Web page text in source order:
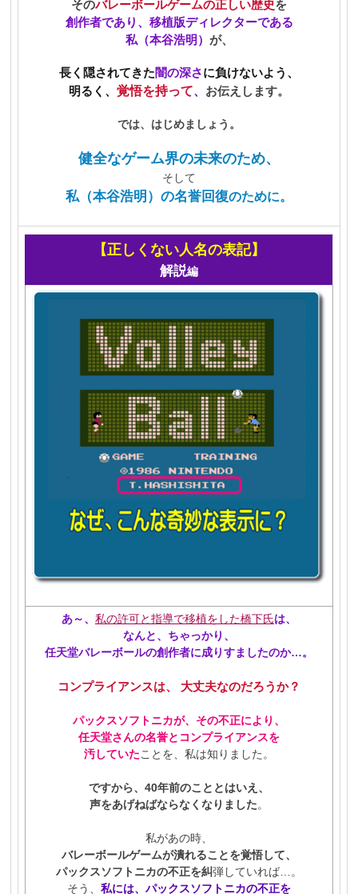
そのバレーボールゲームの正しい歴史を
創作者であり、移植版ディレクターである
私（本谷浩明） が、
長く隠されてきた闇の深さに負けないよう 、
明るく、 覚悟を持って、 お伝えします。
では、はじめましょう。
健全なゲーム界の未来のため、
そして
私（本谷浩明）の名誉回復のために。
【正しくない人名の表記】
解説編
あ～、 私の許可と指導で移植をした橋下氏は、
なんと、ちゃっかり、
任天堂バレーボールの創作者に成りすましたのか…。
コンプライアンスは、 大丈夫なのだろうか？
パックスソフトニカが、その不正により、
任天堂さんの名誉とコンプライアンスを
汚していたことを、私は知りました。
ですから、40年前のこととはいえ、
声をあげねばならなくなりました。
私があの時、
バレーボールゲームが潰れることを覚悟して、
パックスソフトニカの不正を糾弾していれば…。
そう、 私には、パックスソフトニカの不正を